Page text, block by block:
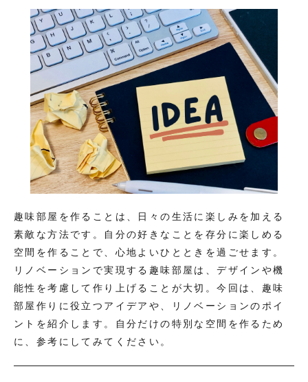
趣味部屋を作ることは、日々の生活に楽しみを加える
素敵な方法です。自分の好きなことを存分に楽しめる
空間を作ることで、心地よいひとときを過ごせます。
リノベーションで実現する趣味部屋は、デザインや機
能性を考慮して作り上げることが大切。今回は、趣味
部屋作りに役立つアイデアや、リノベーションのポイ
ントを紹介します。自分だけの特別な空間を作るため
に、参考にしてみてください。